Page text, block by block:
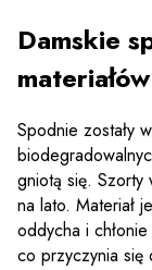
Damskie
materiałów
Spodnie zostały
gniotą się. Szorty
na lato. Materiał
oddycha i
co przyczynia się